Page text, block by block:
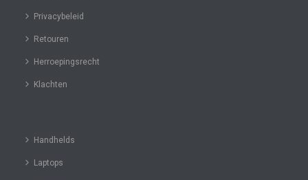
Privacybeleid
Retouren
Herroepingsrecht
Klachten
Handhelds
Laptops